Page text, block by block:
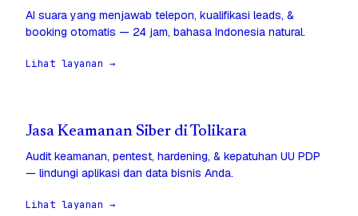
AI suara yang menjawab telepon, kualifikasi leads, &
booking otomatis — 24 jam, bahasa Indonesia natural.
Lihat layanan →
Jasa Keamanan Siber di Tolikara
Audit keamanan, pentest, hardening, & kepatuhan UU PDP
— lindungi aplikasi dan data bisnis Anda.
Lihat layanan →